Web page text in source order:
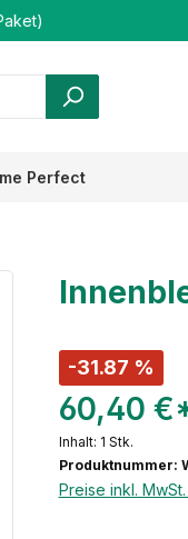
Perfect
-31.87 %
60,40
Inhalt: 1 Stk.
Produktnummer:
Preise inkl.